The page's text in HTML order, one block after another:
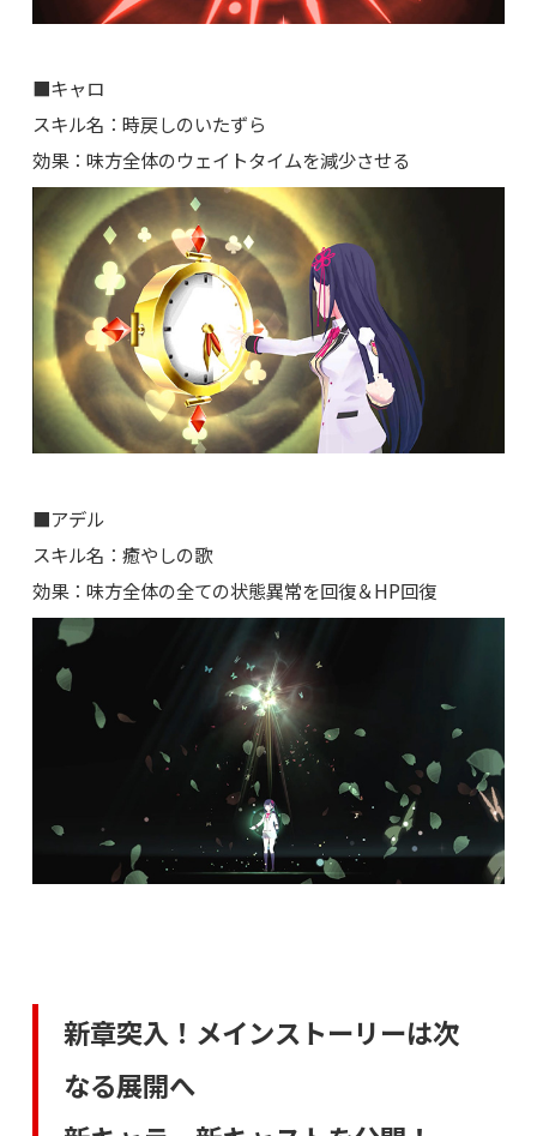
■キャロ
スキル名：時戻しのいたずら
効果：味方全体のウェイトタイムを減少させる
■アデル
スキル名：癒やしの歌
効果：味方全体の全ての状態異常を回復＆HP回復
新章突入！メインストーリーは次
なる展開へ